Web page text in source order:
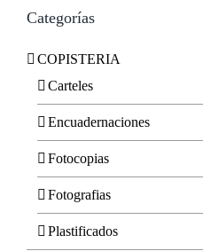
Categorías
COPISTERIA
Carteles
Encuadernaciones
Fotocopias
Fotografias
Plastificados